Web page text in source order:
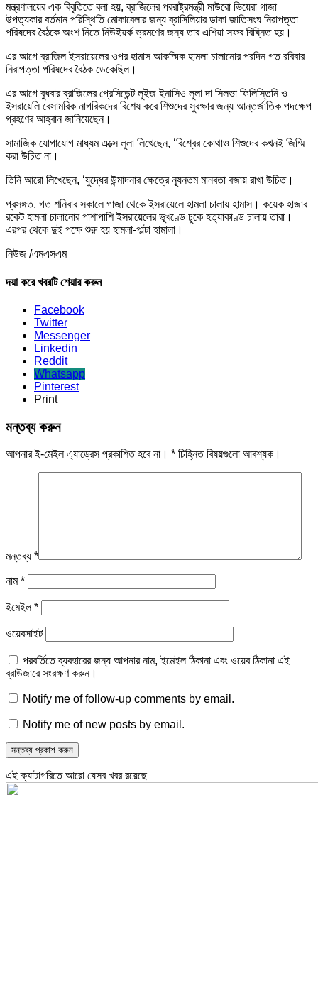
মন্ত্রণালয়ের এক বিবৃতিতে বলা হয়, ব্রাজিলের পররাষ্ট্রমন্ত্রী মাউরো ভিয়েরা গাজা
উপত্যকার বর্তমান পরিস্থিতি মোকাবেলার জন্য ব্রাসিলিয়ার ডাকা জাতিসংঘ নিরাপত্তা
পরিষদের বৈঠকে অংশ নিতে নিউইয়র্ক ভ্রমণের জন্য তার এশিয়া সফর বিঘ্নিত হয়।
এর আগে ব্রাজিল ইসরায়েলের ওপর হামাস আকস্মিক হামলা চালানোর পরদিন গত রবিবার
নিরাপত্তা পরিষদের বৈঠক ডেকেছিল।
এর আগে বুধবার ব্রাজিলের প্রেসিডেন্ট লুইজ ইনাসিও লুলা দা সিলভা ফিলিস্তিনি ও
ইসরায়েলি বেসামরিক নাগরিকদের বিশেষ করে শিশুদের সুরক্ষার জন্য আন্তর্জাতিক পদক্ষেপ
গ্রহণের আহ্বান জানিয়েছেন।
সামাজিক যোগাযোগ মাধ্যম এক্সে লুলা লিখেছেন, ‘বিশ্বের কোথাও শিশুদের কখনই জিম্মি
করা উচিত না।
তিনি আরো লিখেছেন, ‘যুদ্ধের উন্মাদনার ক্ষেত্রে ন্যূনতম মানবতা বজায় রাখা উচিত।
প্রসঙ্গত, গত শনিবার সকালে গাজা থেকে ইসরায়েলে হামলা চালায় হামাস। কয়েক হাজার
রকেট হামলা চালানোর পাশাপাশি ইসরায়েলের ভূখণ্ডে ঢুকে হত্যাকাণ্ড চালায় তারা।
এরপর থেকে দুই পক্ষে শুরু হয় হামলা-পাল্টা হামালা।
নিউজ /এমএসএম
দয়া করে খবরটি শেয়ার করুন
Facebook
Twitter
Messenger
Linkedin
Reddit
Whatsapp
Pinterest
Print
মন্তব্য করুন
আপনার ই-মেইল এ্যাড্রেস প্রকাশিত হবে না। * চিহ্নিত বিষয়গুলো আবশ্যক।
মন্তব্য *
নাম*
ইমেইল*
ওয়েবসাইট
পরবর্তিতে ব্যবহারের জন্য আপনার নাম, ইমেইল ঠিকানা এবং ওয়েব ঠিকানা এই
ব্রাউজারে সংরক্ষণ করুন।
Notify me of follow-up comments by email.
Notify me of new posts by email.
এই ক্যাটাগরিতে আরো যেসব খবর রয়েছে